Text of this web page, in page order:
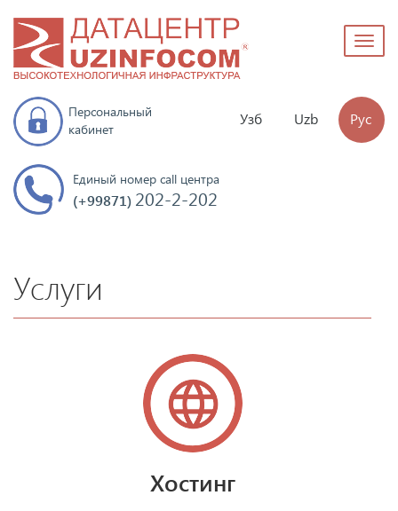
Узб Uzb Рус
Персональный
кабинет
Единый номер call центра
(+99871) 202-2-202
Услуги
Хостинг